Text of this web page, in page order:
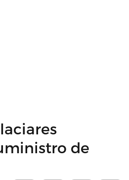
de